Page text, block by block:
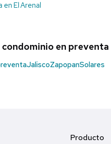
El Arenal
condominio en preventa
JaliscoZapopanSolares
Producto